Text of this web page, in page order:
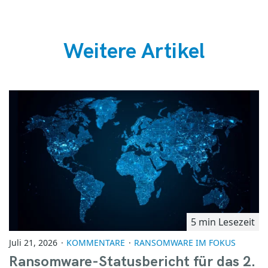
Weitere Artikel
5 min Lesezeit
Juli 21, 2026 KOMMENTARE RANSOMWARE IM FOKUS
Ransomware-Statusbericht für das 2.